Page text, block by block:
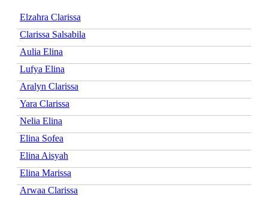
Elzahra Clarissa
Clarissa Salsabila
Aulia Elina
Lufya Elina
Aralyn Clarissa
Yara Clarissa
Nelia Elina
Elina Sofea
Elina Aisyah
Elina Marissa
Arwaa Clarissa